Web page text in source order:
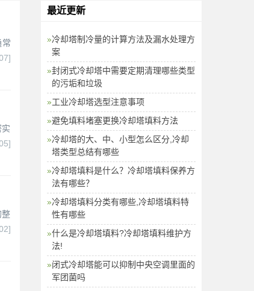
常
整
最近更新
冷却塔制冷量的计算方法及漏水处理方
案
封闭式冷却塔中需要定期清理哪些类型
的污垢和垃圾
工业冷却塔选型注意事项
避免填料堵塞更换冷却塔填料方法
冷却塔的大、中、小型怎么区分,冷却
塔类型总结有哪些
冷却塔填料是什么？冷却塔填料保养方
法有哪些？
冷却塔填料分类有哪些,冷却塔填料特
性有哪些
什么是冷却塔填料?冷却塔填料维护方
法!
闭式冷却塔能可以抑制中央空调里面的
军团菌吗